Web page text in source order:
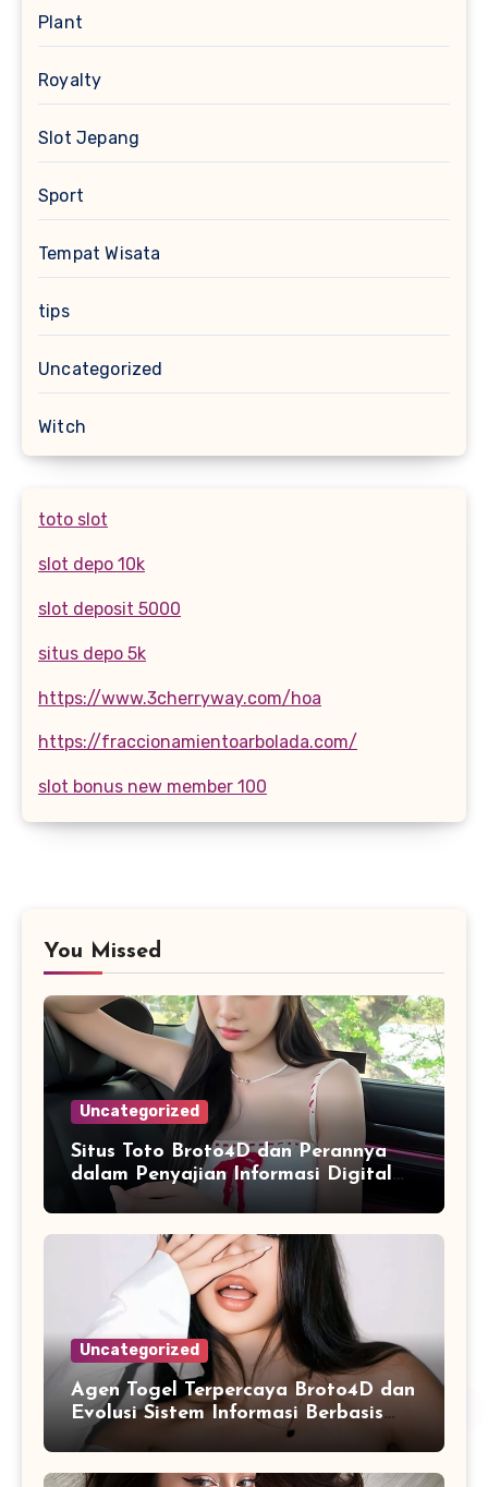
Plant
Royalty
Slot Jepang
Sport
Tempat Wisata
tips
Uncategorized
Witch
toto slot
slot depo 10k
slot deposit 5000
situs depo 5k
https://www.3cherryway.com/hoa
https://fraccionamientoarbolada.com/
slot bonus new member 100
You Missed
Uncategorized
Situs Toto Broto4D dan Perannya
dalam Penyajian Informasi Digital
yang Praktis
Uncategorized
Agen Togel Terpercaya Broto4D dan
Evolusi Sistem Informasi Berbasis
Platform Online